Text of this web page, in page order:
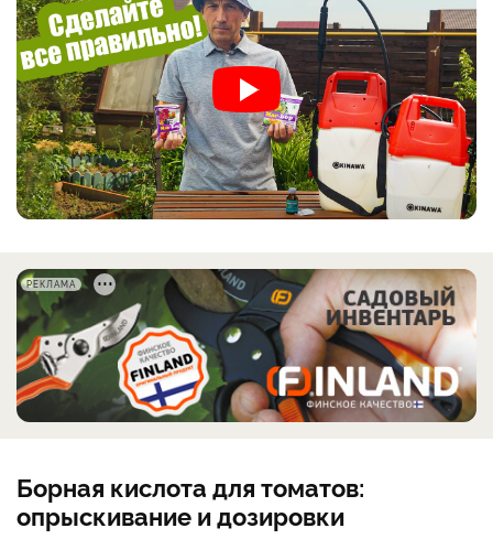
РЕКЛАМА
Борная кислота для томатов:
опрыскивание и дозировки